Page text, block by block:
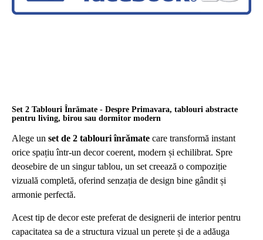
Set 2 Tablouri Înrămate - Despre Primavara, tablouri abstracte
pentru living, birou sau dormitor modern
Alege un set de 2 tablouri înrămate care transformă instant
orice spațiu într-un decor coerent, modern și echilibrat. Spre
deosebire de un singur tablou, un set creează o compoziție
vizuală completă, oferind senzația de design bine gândit și
armonie perfectă.
Acest tip de decor este preferat de designerii de interior pentru
capacitatea sa de a structura vizual un perete și de a adăuga